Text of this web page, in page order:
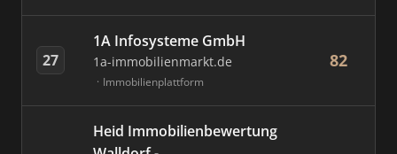
27
1A Infosysteme GmbH
1a-immobilienmarkt.de
Immobilienplattform
82
Heid Immobilienbewertung